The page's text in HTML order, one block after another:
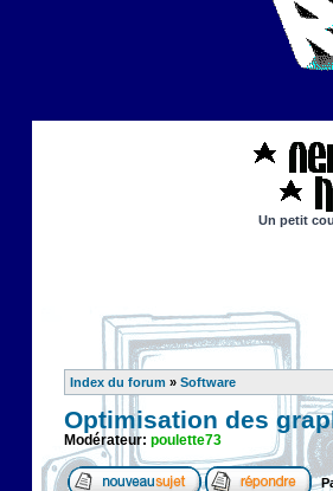
Un petit
Index du forum » Software
Optimisation des
Modérateur: poulette73